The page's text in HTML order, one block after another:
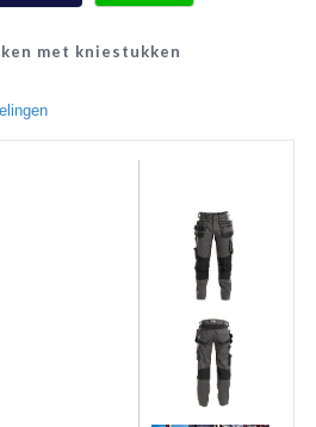
met kniestukken